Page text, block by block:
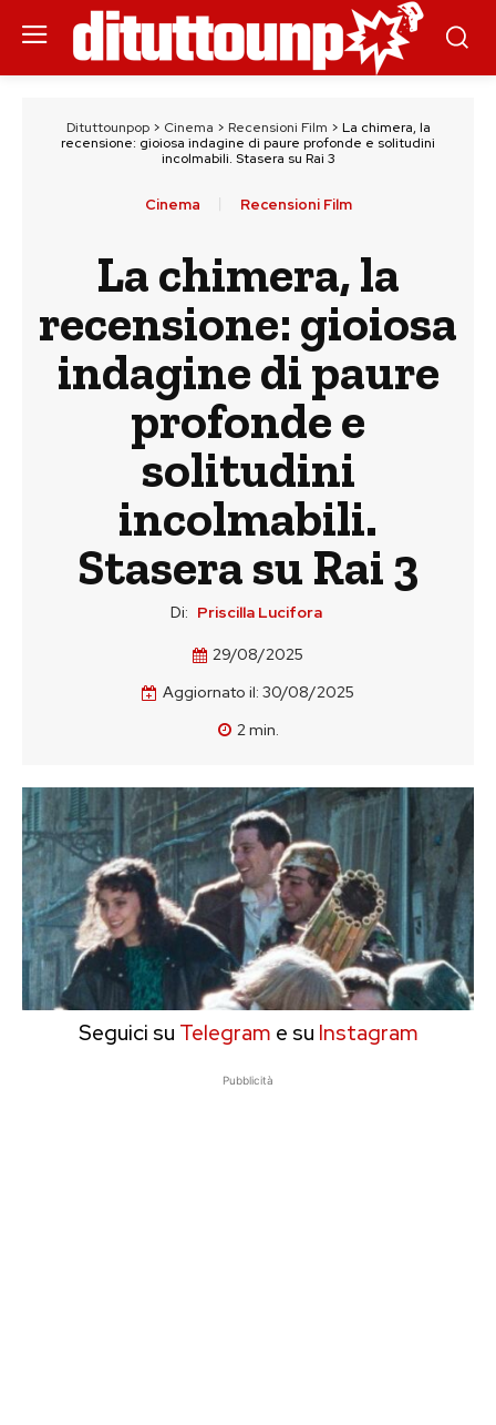
Dituttounpop> Cinema > Recensioni Film > La chimera, la
recensione: gioiosa indagine di paure profonde e solitudini
incolmabili. Stasera su Rai 3
Cinema Recensioni Film
La chimera, la
recensione: gioiosa
indagine di paure
profonde e
solitudini
incolmabili.
Stasera su Rai 3
Di: Priscilla Lucifora
29/08/2025
Aggiornato il: 30/08/2025
2min.
Seguici su Telegram e su Instagram
Pubblicità